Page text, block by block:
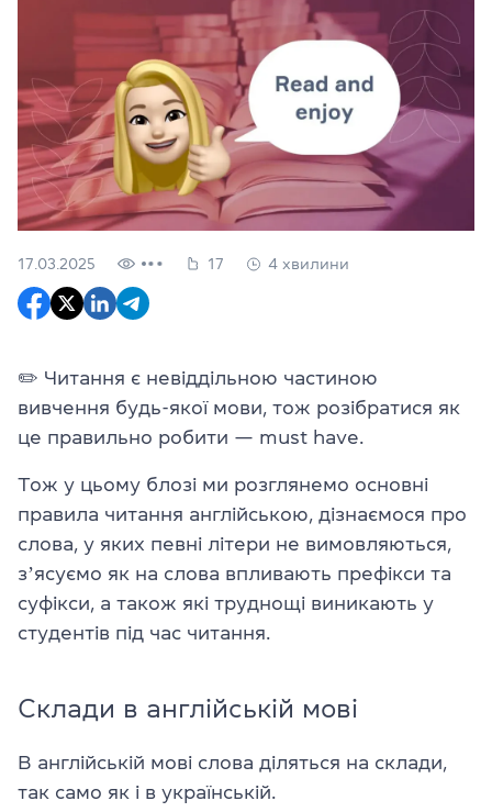
17.03.2025 17 4 хвилини
✏️ Читання є невіддільною частиною
вивчення будь-якої мови, тож розібратися як
це правильно робити — must have.
Тож у цьому блозі ми розглянемо основні
правила читання англійською, дізнаємося про
слова, у яких певні літери не вимовляються,
зʼясуємо як на слова впливають префікси та
суфікси, а також які труднощі виникають у
студентів під час читання.
Склади в англійській мові
В англійській мові слова діляться на склади,
так само як і в українській.